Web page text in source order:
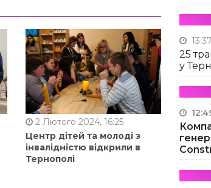
2 Лютого 2024, 16:25
Центр дітей та молоді з
інвалідністю відкрили в
Тернополі
13:37
25
у